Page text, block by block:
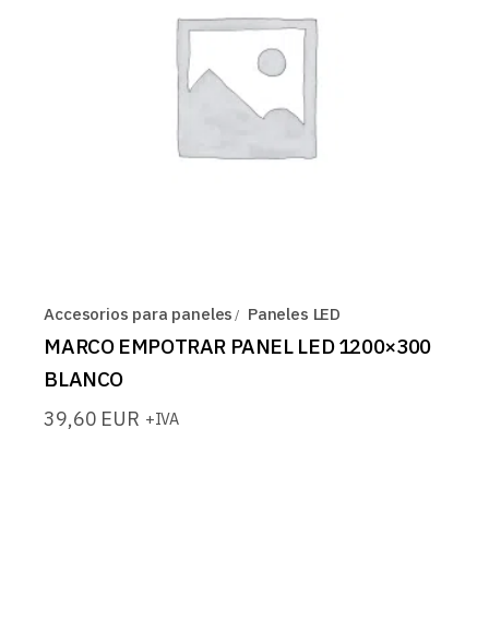
Accesorios para paneles Paneles LED
MARCO EMPOTRAR PANEL LED 1200×300
BLANCO
39,60 EUR +IVA